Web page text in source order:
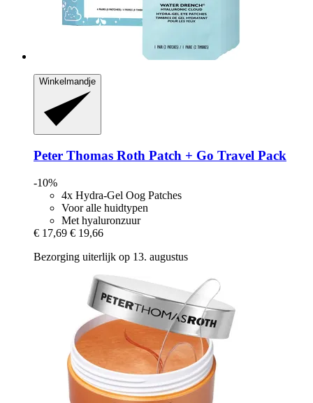
Winkelmandje
Peter Thomas Roth Patch + Go Travel Pack
-10%
4x Hydra-Gel Oog Patches
Voor alle huidtypen
Met hyaluronzuur
€ 17,69 € 19,66
Bezorging uiterlijk op 13. augustus